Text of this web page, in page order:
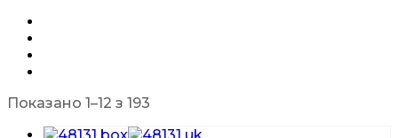
Показано 1–12 з 193